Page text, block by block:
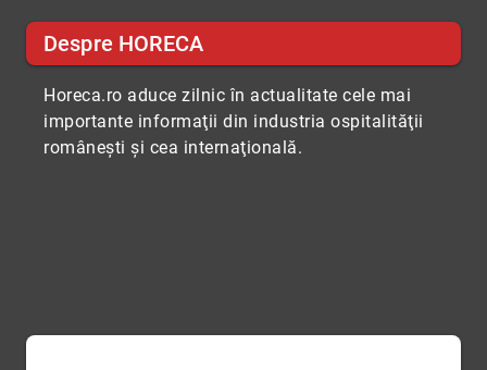
Despre HORECA
Horeca.ro aduce zilnic în actualitate cele mai
importante informaţii din industria ospitalităţii
româneşti şi cea internaţională.